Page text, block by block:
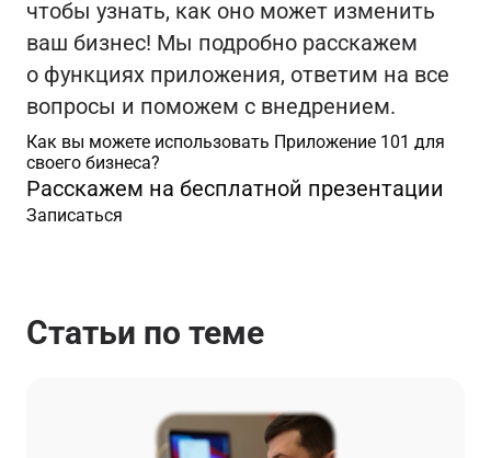
чтобы узнать, как оно может изменить
ваш бизнес! Мы подробно расскажем
о функциях приложения, ответим на все
вопросы и поможем с внедрением.
Как вы можете использовать Приложение 101 для
своего бизнеса?
Расскажем на бесплатной презентации
Записаться
Статьи по теме